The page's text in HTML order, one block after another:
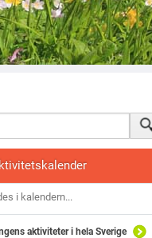
i kalendern...
aktiviteter i hela Sverige